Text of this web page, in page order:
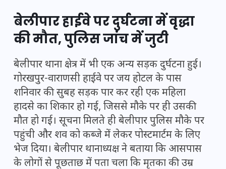
बेलीपार हाईवे पर दुर्घटना में वृद्धा
की मौत, पुलिस जांच में जुटी
बेलीपार थाना क्षेत्र में भी एक अन्य सड़क दुर्घटना हुई।
गोरखपुर-वाराणसी हाईवे पर जय होटल के पास
शनिवार की सुबह सड़क पार कर रही एक महिला
हादसे का शिकार हो गई, जिससे मौके पर ही उसकी
मौत हो गई। सूचना मिलते ही बेलीपार पुलिस मौके पर
पहुंची और शव को कब्जे में लेकर पोस्टमार्टम के लिए
भेज दिया। बेलीपार थानाध्यक्ष ने बताया कि आसपास
के लोगों से पूछताछ में पता चला कि मृतका की उम्र